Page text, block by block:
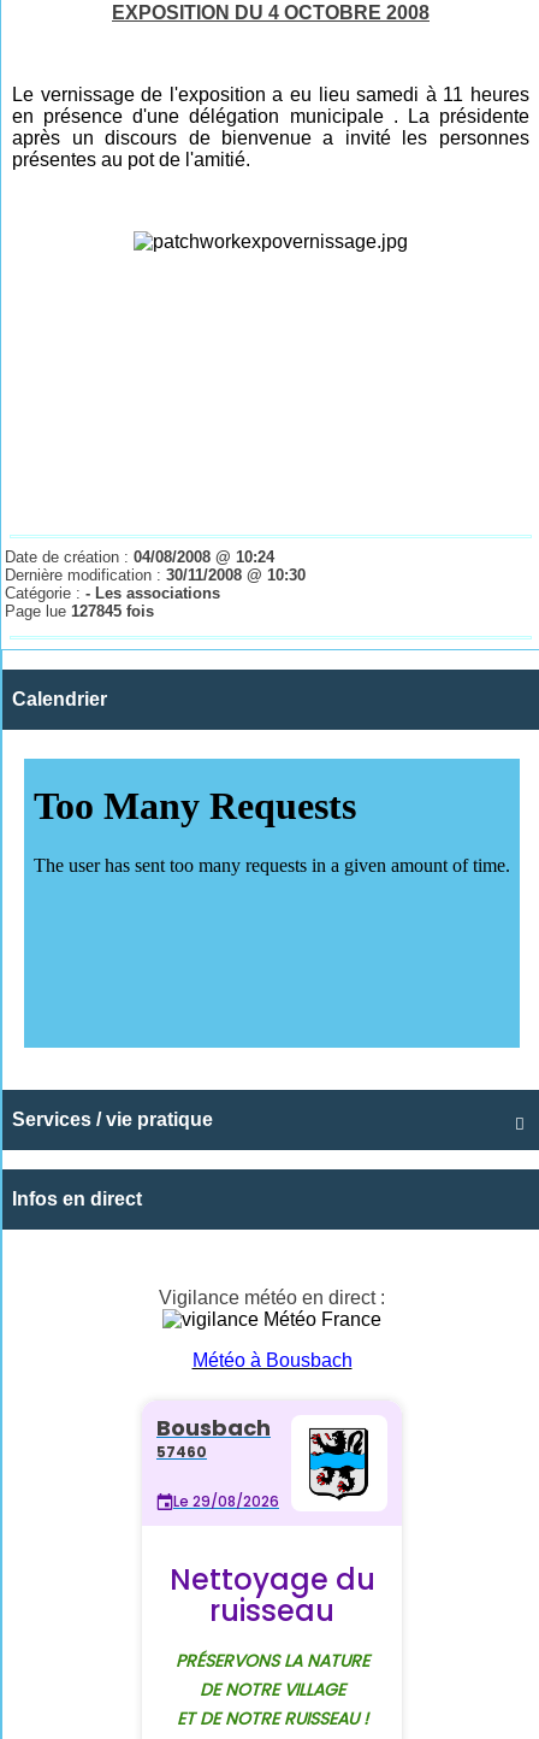
EXPOSITION DU 4 OCTOBRE 2008
Le vernissage de l'exposition a eu lieu samedi à 11 heures
en présence d'une délégation municipale . La présidente
après un discours de bienvenue a invité les personnes
présentes au pot de l'amitié.
Date de création :04/08/2008 @ 10:24
Dernière modification :30/11/2008 @ 10:30
Catégorie :- Les associations
Page lue 127845 fois
Calendrier

Services / vie pratique
Infos en direct
Vigilance météo en direct :
Météo à Bousbach